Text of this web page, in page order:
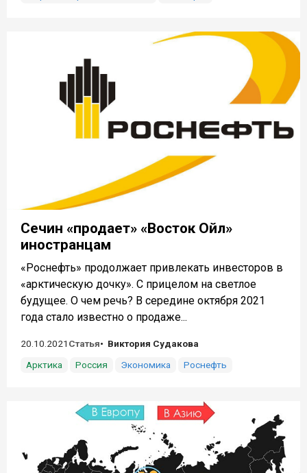
Сечин «продает» «Восток Ойл»
иностранцам
«Роснефть» продолжает привлекать инвесторов в
«арктическую дочку». С прицелом на светлое
будущее. О чем речь? В середине октября 2021
года стало известно о продаже...
20.10.2021 Статья
Виктория Судакова
Арктика
Россия Экономика Роснефть